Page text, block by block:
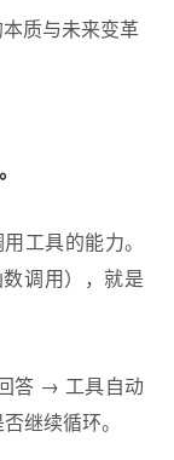
工具的能力。
调用），就是
答 → 工具自动
继续循环。